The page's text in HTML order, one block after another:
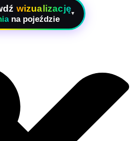
wizualizację
na pojeździe
▾